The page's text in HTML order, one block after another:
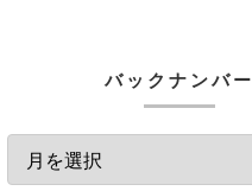
バックナンバー